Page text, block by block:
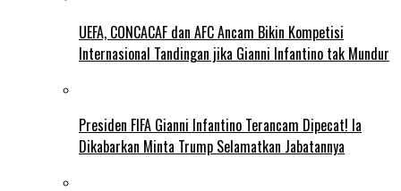
UEFA, CONCACAF dan AFC Ancam Bikin Kompetisi
Internasional Tandingan jika Gianni Infantino tak Mundur
Presiden FIFA Gianni Infantino Terancam Dipecat! Ia
Dikabarkan Minta Trump Selamatkan Jabatannya